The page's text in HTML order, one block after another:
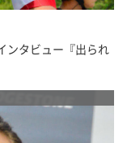
ンタビュー『出られ